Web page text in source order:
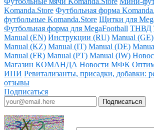
Komanda.Store Футбольная форма
футбольные Komanda.Store Щитки для
Футбольная форма для MegaFootball ТНВД
Manual (EN) Инструкции (RU) Manual (GE)
Manual (KZ) Manual (IT) Manual (DE)
Manual (FR) Manual (PT) Manual (IW)
Магазин КОМАНДА Новости МФК
ИПИ Ревитализанты, присадки, добавки:
отзывы
Подписаться